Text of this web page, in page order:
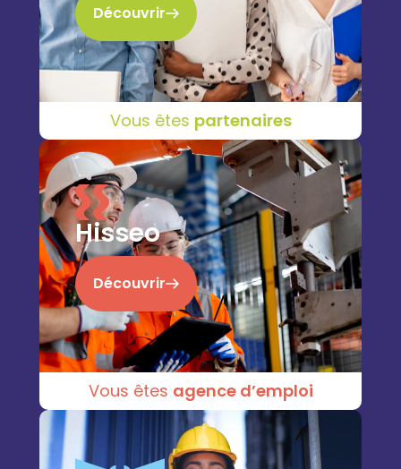
Découvrir
Vous êtes partenaires
Hisseo
Découvrir
Vous êtes agence d’emploi